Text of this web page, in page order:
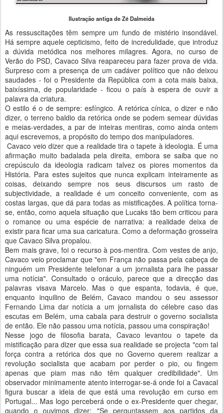
Ilustração antiga de Zé Dalmeida
As ressuscitações têm sempre um fundo de mistério insondável.
Há sempre aquele cepticismo, feito de incredulidade, que introduz
a dúvida metódica nos melhores milagres. Agora, no curso de
Verão do PSD, Cavaco Silva reapareceu para fazer prova de vida.
Surpreso com a presença de um cadáver político que não deixou
saudades - foi o Presidente da República com a cota mais baixa,
baixíssima, de popularidade - ficou o país à espera de ouvir a
palavra da criatura.
O estilo é o de sempre: esfíngico. A retórica cínica, o dizer e não
dizer, o terreno baldio da retórica onde se podem semear dúvidas
e meias-verdades, a par de inteiras mentiras, como ainda ontem
aqui escrevemos, a propósito do tempo dos manipuladores.
Cavaco veio dizer que a realidade tira o tapete à ideologia. É uma
afirmação muito badalada pela direita, embora se saiba que no
crepúsculo da ideologia radicam talvez os piores momentos da
História. Para estes sujeitos que nunca explicam inteiramente as
coisas, deixando sempre nos seus discursos um rasto de
subjectividade, a realidade é um conceito conveniente, com as
costas largas, que dá para todas as mistificações. A política torna-
se, então, como aquela situação que Lucaks tão bem criticou para
o romance ou uma espécie de narrativa: a realidade deixa de
existir para ficar uma sua caricatura. Como a deformação grosseira
que Cavaco Silva propalou.
Bem mais grave, foi o recurso à pos-mentira. Com vestes de anjo,
Cavaco veio proclamar que "em França não passa pela cabeça de
ninguém um Presidente telefonar a um jornalista para lhe passar
uma notícia". Consultado o oráculo, parece que a direcção das
palavras visava Marcelo. Mas o que espanta, todavia, é que,
enquanto inquilino de Belém, Cavaco mandou o seu assessor
Fernando Lima dar notícia a um jornalista do célebre caso das
escutas em Belém, uma cabala para destruir o governo socialista
de então. Ele não passou uma notícia, passou uma conspiração!
Nesse jogo de filosofia barata, Cavaco levantou o tapete da
mistificação para dizer que essa sua realidade se projecta "com tal
força contra a retórica dos que no Governo querem realizar a
revolução socialista que acabam por perder o pio, ou fingem
apenas que piam mas não têm qualquer credibilidade". Um
observador minimamente atento interrogar-se-á onde foi a Cavacal
figura buscar a ideia de que está uma revolução em curso em
Portugal... Mas logo perceberá onde o ex-Presidente quer chegar,
quando o ouvimos dizer: "Se perguntassem aos partidos da